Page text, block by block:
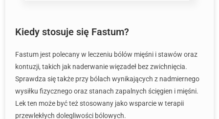
Kiedy stosuje się Fastum?
Fastum jest polecany w leczeniu bólów mięśni i stawów oraz
kontuzji, takich jak naderwanie więzadeł bez zwichnięcia.
Sprawdza się także przy bólach wynikających z nadmiernego
wysiłku fizycznego oraz stanach zapalnych ścięgien i mięśni.
Lek ten może być też stosowany jako wsparcie w terapii
przewlekłych dolegliwości bólowych.